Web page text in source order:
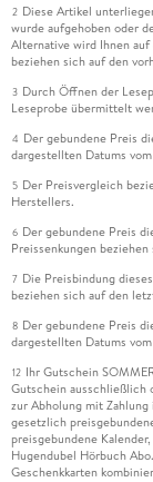
2 Diese Artikel
wurde aufgehoben oder
Alternative wird Ihnen
beziehen sich auf den
3 Durch Öffnen der
Leseprobe übermittelt
4 Der gebundene Preis
dargestellten Datums
5 Der Preisvergleich
Herstellers.
6 Der gebundene Preis
Preissenkungen
7 Die Preisbindung
beziehen sich auf den
8 Der gebundene Preis
dargestellten Datums
12 Ihr Gutschein
Gutschein ausschließlich
zur Abholung mit
gesetzlich
preisgebundene
Hugendubel Hörbuch
Geschenkkarten